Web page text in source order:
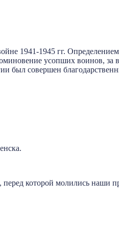
1941-1945 гг.
усопших воинов,
совершен
которой молились наши